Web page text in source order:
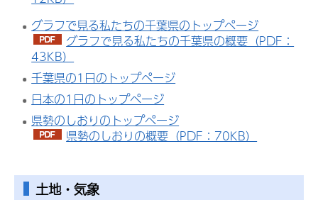
グラフで見る私たちの千葉県のトップページ
グラフで見る私たちの千葉県の概要（PDF：
43KB）
千葉県の1日のトップページ
日本の1日のトップページ
県勢のしおりのトップページ
県勢のしおりの概要（PDF：70KB）
土地・気象